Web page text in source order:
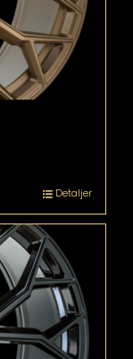
Detaljer